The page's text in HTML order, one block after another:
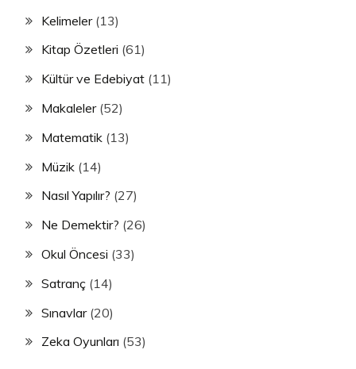
Kelimeler(13)
Kitap Özetleri (61)
Kültür ve Edebiyat (11)
Makaleler(52)
Matematik (13)
Müzik (14)
Nasıl Yapılır? (27)
Ne Demektir? (26)
Okul Öncesi (33)
Satranç (14)
Sınavlar(20)
Zeka Oyunları (53)